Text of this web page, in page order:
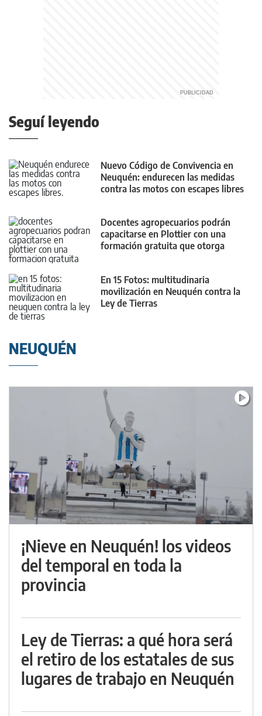
Seguí leyendo
Nuevo Código de Convivencia en
Neuquén: endurecen las medidas
contra las motos con escapes libres
Docentes agropecuarios podrán
capacitarse en Plottier con una
formación gratuita que otorga
En 15 Fotos: multitudinaria
movilización en Neuquén contra la
Ley de Tierras
NEUQUÉN
¡Nieve en Neuquén! los videos
del temporal en toda la
provincia
Ley de Tierras: a qué hora será
el retiro de los estatales de sus
lugares de trabajo en Neuquén